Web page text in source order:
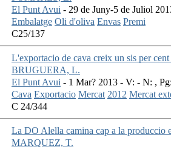
El Punt Avui - 29 de Juny-5 de Juliol
Embalatge Oli d'oliva Envas Premi
C25/137
L'exportacio de cava creix un sis per
BRUGUERA, L.
El Punt Avui - 1 Mar? 2013 - V: - N: ,
Cava Exportacio Mercat 2012 Mercat
C 24/344
La DO Alella camina cap a la produccio
MARQUEZ, T.